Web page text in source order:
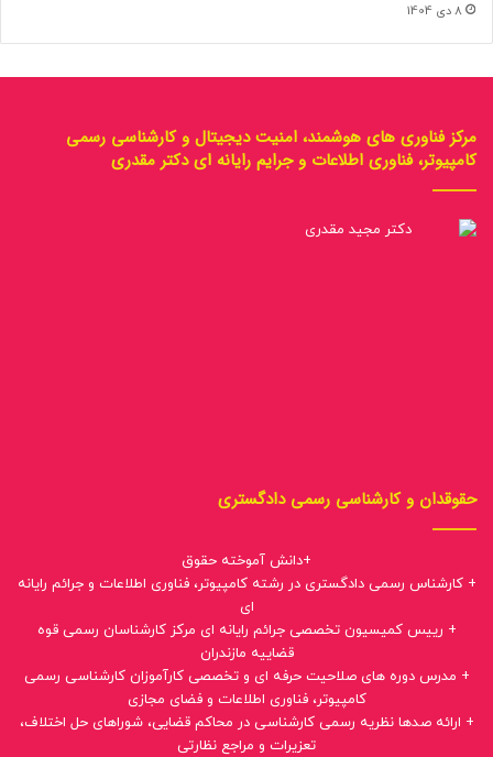
8 دی 1404
مرکز فناوری های هوشمند، امنیت دیجیتال و کارشناسی رسمی
کامپیوتر، فناوری اطلاعات و جرایم رایانه ای دکتر مقدری
حقوقدان و کارشناسی رسمی دادگستری
+دانش آموخته حقوق
+ کارشناس رسمی دادگستری در رشته کامپیوتر، فناوری اطلاعات و جرائم رایانه
ای
+ رییس کمیسیون تخصصی جرائم رایانه ای مرکز کارشناسان رسمی قوه
قضاییه مازندران
+ مدرس دوره های صلاحیت حرفه ای و تخصصی کارآموزان کارشناسی رسمی
کامپیوتر، فناوری اطلاعات و فضای مجازی
+ ارائه صدها نظریه رسمی کارشناسی در محاکم قضایی، شوراهای حل اختلاف،
تعزیرات و مراجع نظارتی